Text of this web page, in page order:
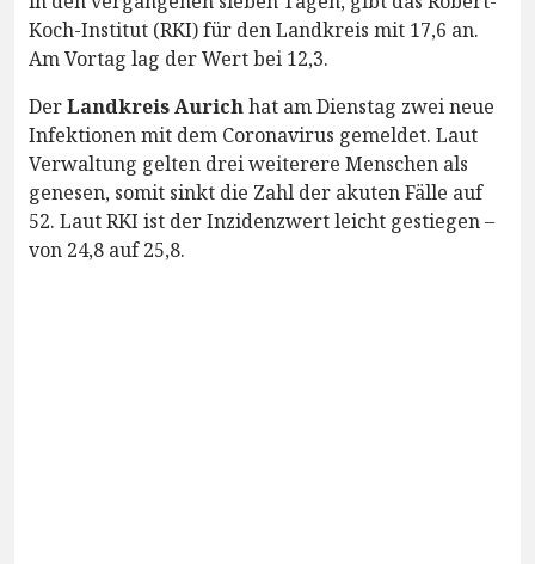
Koch-Institut (RKI) für den Landkreis mit 17,6 an.
Am Vortag lag der Wert bei 12,3.
DerLandkreis Aurichhat am Dienstag zwei neue
Infektionen mit dem Coronavirus gemeldet. Laut
Verwaltung gelten drei weiterere Menschen als
genesen, somit sinkt die Zahl der akuten Fälle auf
52. Laut RKI ist der Inzidenzwert leicht gestiegen –
von 24,8 auf 25,8.